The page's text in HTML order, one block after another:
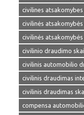
civilines
civilinės
civilinės atsakomybės
civilinio draudimo
civilinis automobilio
civilinis draudimas
civilinis draudimas
compensa